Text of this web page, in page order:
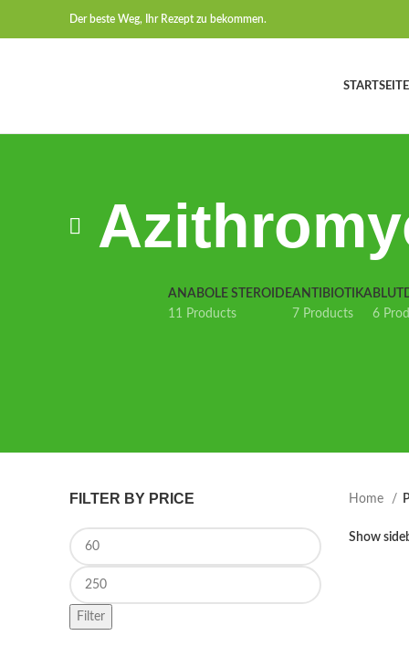
Der beste Weg, Ihr Rezept zu bekommen.
STARTSEITE
ANABOLE STEROIDE
11 Products
ANTIBIOTIKA
7 Products
6
FILTER BY PRICE
Min price
Max price
Filter
Home
Show